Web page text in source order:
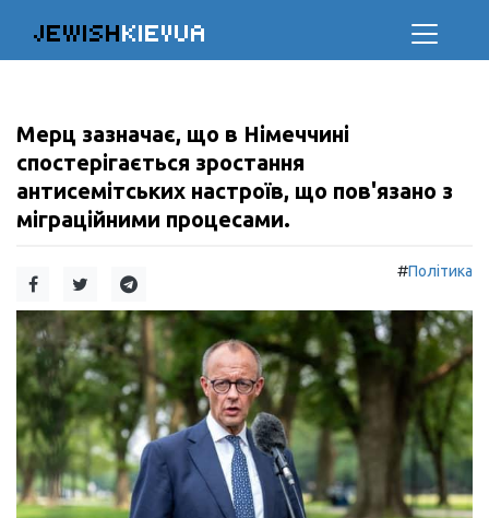
JEWISHKIEVUA
Мерц зазначає, що в Німеччині
спостерігається зростання
антисемітських настроїв, що пов'язано з
міграційними процесами.
#Політика